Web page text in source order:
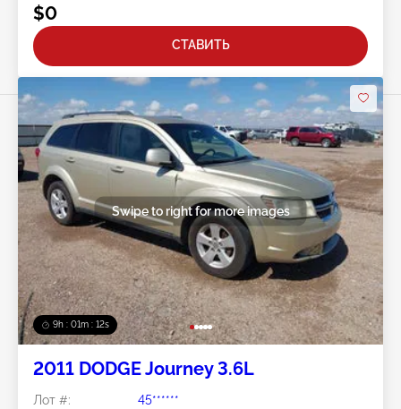
$0
СТАВИТЬ
9h : 01m : 09s
Swipe to right for more images
2011 DODGE Journey 3.6L
Лот #:
45******